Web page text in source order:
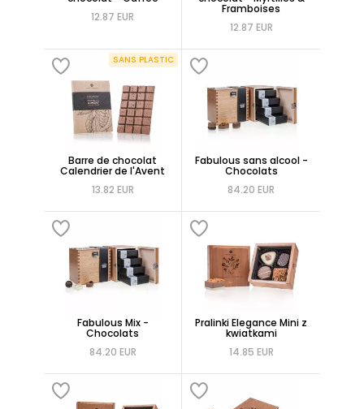
12.87 EUR
Framboises
12.87 EUR
SANS PLASTIC
Barre de chocolat
Calendrier de l'Avent
13.82 EUR
Fabulous sans alcool -
Chocolats
84.20 EUR
Fabulous Mix -
Chocolats
84.20 EUR
Pralinki Elegance Mini z
kwiatkami
14.85 EUR